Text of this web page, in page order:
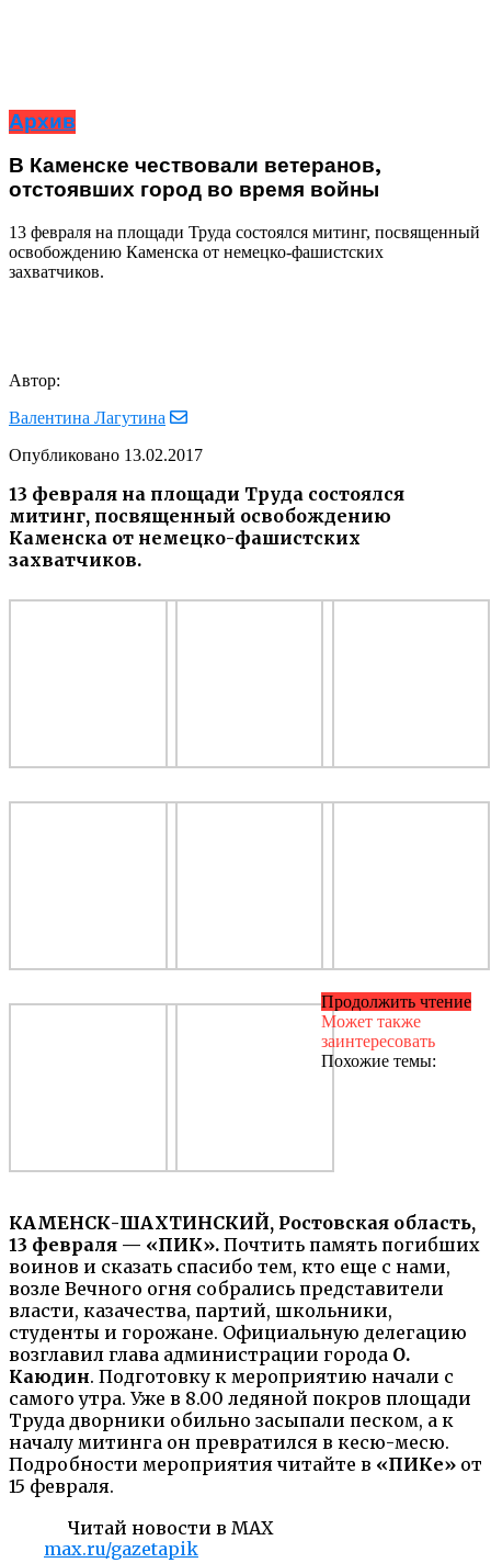
Архив
В Каменске чествовали ветеранов,
отстоявших город во время войны
13 февраля на площади Труда состоялся митинг, посвященный
освобождению Каменска от немецко-фашистских
захватчиков.
Автор:
Валентина Лагутина
Опубликовано 13.02.2017
13 февраля на площади Труда состоялся
митинг, посвященный освобождению
Каменска от немецко-фашистских
захватчиков.
КАМЕНСК-ШАХТИНСКИЙ, Ростовская область,
13 февраля — «ПИК». Почтить память погибших
воинов и сказать спасибо тем, кто еще с нами,
возле Вечного огня собрались представители
власти, казачества, партий, школьники,
студенты и горожане. Официальную делегацию
возглавил глава администрации города О.
Каюдин. Подготовку к мероприятию начали с
самого утра. Уже в 8.00 ледяной покров площади
Труда дворники обильно засыпали песком, а к
началу митинга он превратился в кесю-месю.
Подробности мероприятия читайте в «ПИКе» от
15 февраля.
Читай новости в MAX
max.ru/gazetapik
Продолжить чтение
Может также
заинтересовать
Похожие темы: